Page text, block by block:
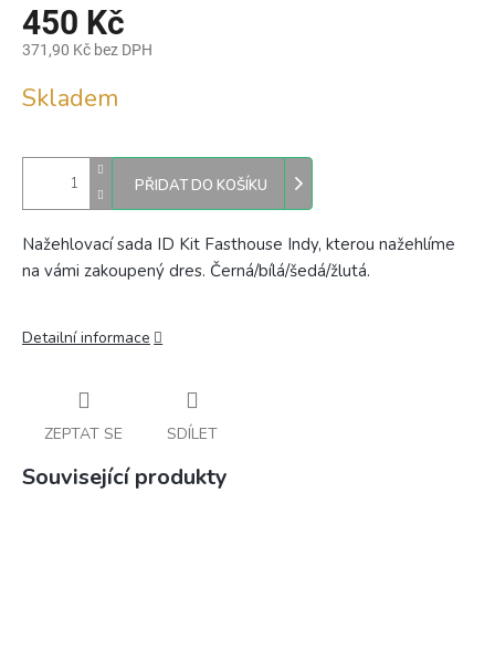
450 Kč
371,90 Kč bez DPH
cena:
Skladem
PŘIDAT DO KOŠÍKU
Nažehlovací sada ID Kit Fasthouse Indy, kterou nažehlíme
na vámi zakoupený dres. Černá/bílá/šedá/žlutá.
Detailní informace
ZEPTAT SE SDÍLET
Související produkty